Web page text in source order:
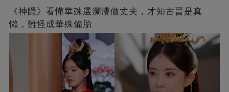
《神隱》看懂華殊選瀾灃做丈夫，才知古晉是真
懶，難怪成華殊備胎